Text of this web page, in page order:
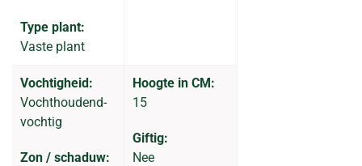
Type plant:
Vaste plant
Vochtigheid:
Vochthoudend-
vochtig
Zon / schaduw:
Hoogte in CM:
15
Giftig:
Nee